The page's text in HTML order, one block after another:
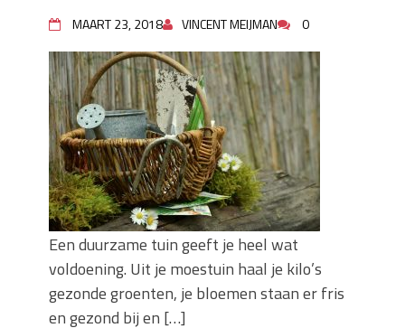
MAART 23, 2018 VINCENT MEIJMAN 0
Een duurzame tuin geeft je heel wat
voldoening. Uit je moestuin haal je kilo’s
gezonde groenten, je bloemen staan er fris
en gezond bij en […]